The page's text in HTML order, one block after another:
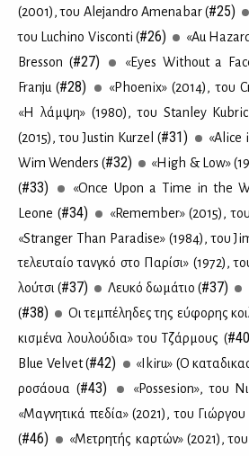
(2001), του Alejandro Amenabar (#25)
του Luchino Visconti (#26)
«Au
Bresson (#27)
«Eyes Without a
Franju (#28) «Phoenix» (2014), του
«Η λάμ­ψη» (1980), του Stanley
(2015), του Justin Kurzel (#31)
«Alice
Wim Wenders (#32)
«High & Low»
(#33)
«Once Upon a Time in the
Leone (#34) «Remember» (2015),
«Stranger Than Paradise» (1984), του
τε­λευ­ταίο ταν­γκό στο Πα­ρί­σι» (1972),
λού­τσι (#37) Λευ­κό δω­μά­τιο (#37)
(#38) Οι τε­μπέ­λη­δες της εύ­φο­ρης
κι­σμέ­να λου­λού­δια» του Τζάρ­μους (
Blue Velvet (#42)
«Ikiru» (Ο
ρο­σά­ουα (#43) «Possesion», του
«Μα­γνη­τι­κά πε­δία» (2021), του Γιώρ­γου
(#46) «Με­τρη­τής καρ­τών» (2021),